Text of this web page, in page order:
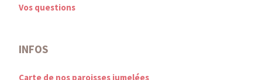
Vos questions
INFOS
Carte de nos paroisses jumelées